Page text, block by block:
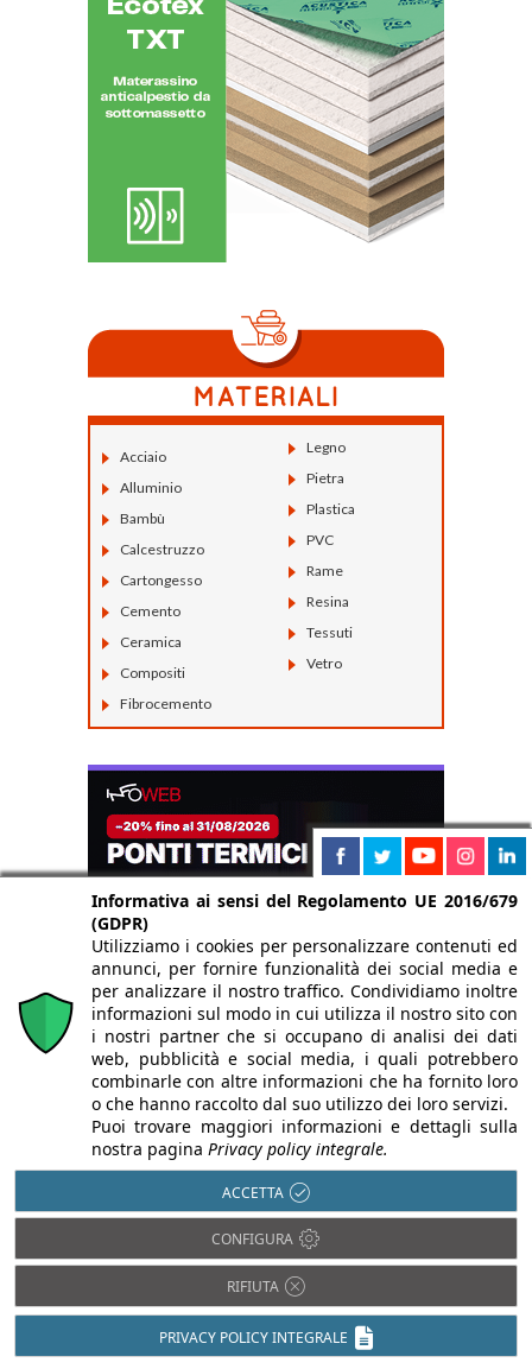
Acciaio
Alluminio
Bambù
Calcestruzzo
Cartongesso
Cemento
Ceramica
Compositi
Fibrocemento
Legno
Pietra
Plastica
PVC
Rame
Resina
Tessuti
Vetro
Informativa ai sensi del Regolamento UE 2016/679
(GDPR)
Utilizziamo i cookies per personalizzare contenuti ed
annunci, per fornire funzionalità dei social media e
per analizzare il nostro traffico. Condividiamo inoltre
informazioni sul modo in cui utilizza il nostro sito con
i nostri partner che si occupano di analisi dei dati
web, pubblicità e social media, i quali potrebbero
combinarle con altre informazioni che ha fornito loro
o che hanno raccolto dal suo utilizzo dei loro servizi.
Puoi trovare maggiori informazioni e dettagli sulla
nostra pagina Privacy policy integrale.
ACCETTA
CONFIGURA
RIFIUTA
PRIVACY POLICY INTEGRALE